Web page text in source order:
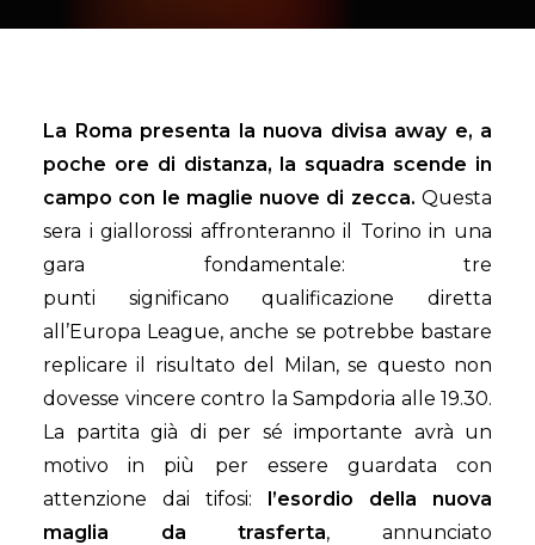
La Roma presenta la nuova divisa away e, a
poche ore di distanza, la squadra scende in
campo con le maglie nuove di zecca. Questa
sera i giallorossi affronteranno il Torino in una
gara fondamentale: tre
punti significano qualificazione diretta
all’Europa League, anche se potrebbe bastare
replicare il risultato del Milan, se questo non
dovesse vincere contro la Sampdoria alle 19.30.
La partita già di per sé importante avrà un
motivo in più per essere guardata con
attenzione dai tifosi: l’esordio della nuova
maglia da trasferta, annunciato